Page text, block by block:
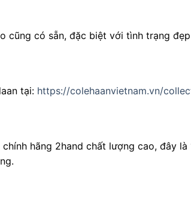
cũng có sẵn, đặc biệt với tình trạng
tại: https://colehaanvietnam.vn/
hãng 2hand chất lượng cao, đây